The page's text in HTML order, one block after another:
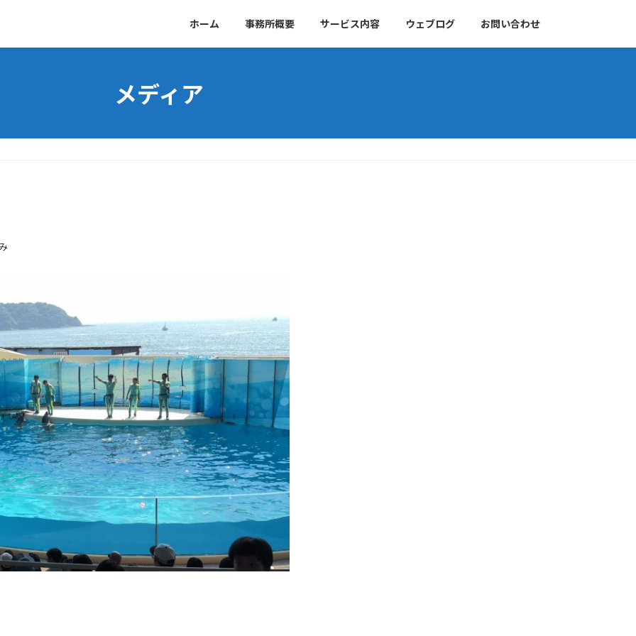
ホーム 事務所概要 サービス内容 ウェブログ お問い合わせ
メディア